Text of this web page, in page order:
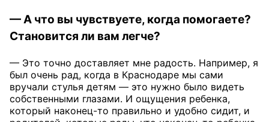
— А что вы чувствуете, когда помогаете?
Становится ли вам легче?
— Это точно доставляет мне радость. Например, я
был очень рад, когда в Краснодаре мы сами
вручали стулья детям — это нужно было видеть
собственными глазами. И ощущения ребенка,
который наконец-то правильно и удобно сидит, и